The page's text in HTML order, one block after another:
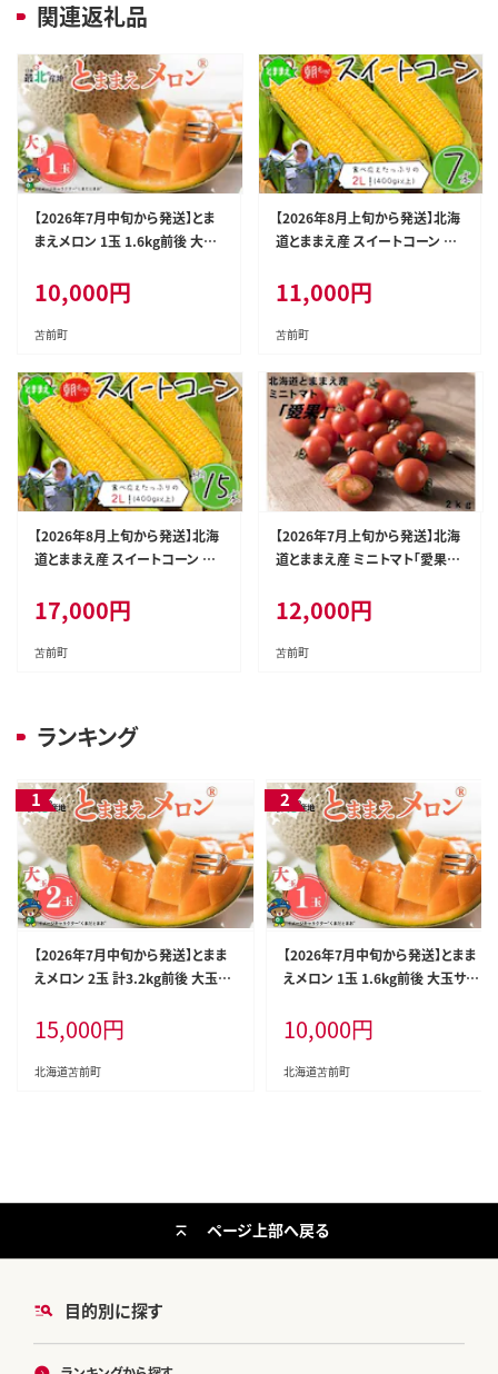
関連返礼品
【2026年7月中旬から発送】とま
まえメロン 1玉 1.6kg前後 大玉
赤肉 甘い 糖度14度 旬 産地直
送 めろん フルーツ 果物 デザー
ト 北海道 苫前町 とままえ rum0
10,000円
苫前町
【2026年8月上旬から発送】北海
道とままえ産 スイートコーン 2L
産 先行 予約 受付 甘い 旬 産地
直送 野菜 冷蔵 北海道 苫前町 と
ままえ rum10
11,000円
苫前町
【2026年8月上旬から発送】北海
道とままえ産 スイートコーン 2L
道産 先行 予約 受付 甘い 旬 産
地直送 野菜 冷蔵 北海道 苫前町
とままえ rum11
17,000円
苫前町
【2026年7月上旬から発送】北海
道とままえ産 ミニトマト「愛果
海道産 先行 予約 受付 甘い 旬
産地直送 野菜 北海道 苫前町 と
ままえ rum13
12,000円
苫前町
ランキング
【2026年7月中旬から発送】とまま
えメロン 2玉 計3.2kg前後 大玉サ
甘い 糖度14度 旬 産地直送 めろん
フルーツ 果物 デザート 北海道 苫
前町 とままえ rum09
15,000円
北海道苫前町
【2026年7月中旬から発送】とまま
えメロン 1玉 1.6kg前後 大玉サイ
甘い 糖度14度 旬 産地直送 めろん
フルーツ 果物 デザート 北海道 苫
前町 とままえ rum08
10,000円
北海道苫前町
目的別に探す
ページ上部へ戻る